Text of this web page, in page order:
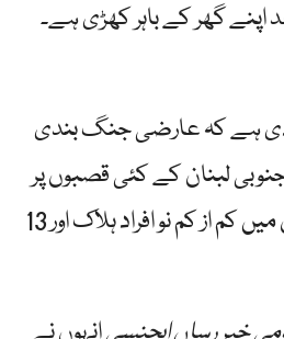
اپنے گھر کے باہر کھڑی ہے۔
دی ہے کہ عارضی جنگ بندی
لبنان کے کئی قصبوں پر
اسرائیلی فضائی حملوں میں کم از کم نو افراد ہلاک اور 13